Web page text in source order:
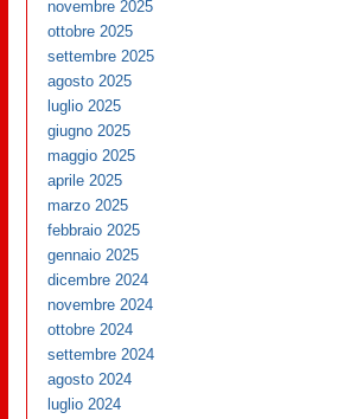
novembre 2025
ottobre 2025
settembre 2025
agosto 2025
luglio 2025
giugno 2025
maggio 2025
aprile 2025
marzo 2025
febbraio 2025
gennaio 2025
dicembre 2024
novembre 2024
ottobre 2024
settembre 2024
agosto 2024
luglio 2024